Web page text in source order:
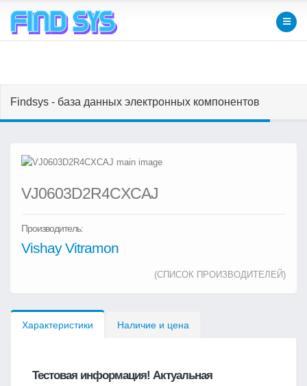
Findsys - база данных электронных компонентов
VJ0603D2R4CXCAJ
Производитель:
Vishay Vitramon
(СПИСОК ПРОИЗВОДИТЕЛЕЙ)
Характеристики Наличие и цена
Тестовая информация! Актуальная